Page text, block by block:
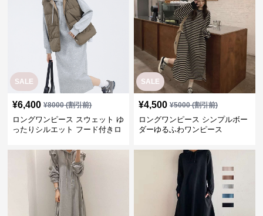
SALE
¥6,400 ¥8000(割引前)
ロングワンピース スウェット ゆ
ったりシルエット フード付きロ
SALE
¥4,500 ¥5000(割引前)
ロングワンピース シンプルボー
ダーゆるふわワンピース